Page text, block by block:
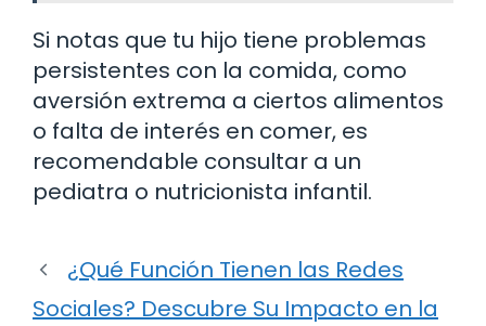
Si notas que tu hijo tiene problemas
persistentes con la comida, como
aversión extrema a ciertos alimentos
o falta de interés en comer, es
recomendable consultar a un
pediatra o nutricionista infantil.
¿Qué Función Tienen las Redes
Sociales? Descubre Su Impacto en la